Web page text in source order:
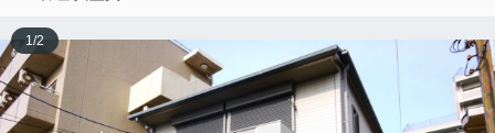
1/2